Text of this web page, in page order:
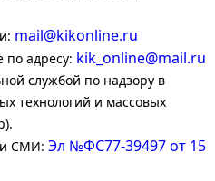
mail@kikonline.ru
по адресу: kik_online@mail.ru
службой по надзору в
технологий и массовых
СМИ: Эл №ФС77-39497 от 15